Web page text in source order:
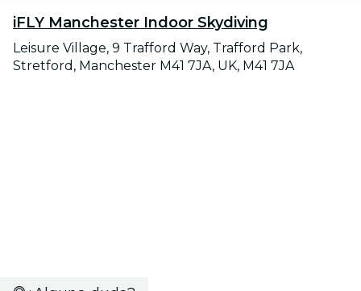
iFLY Manchester Indoor Skydiving
Leisure Village, 9 Trafford Way, Trafford Park,
Stretford, Manchester M41 7JA, UK, M41 7JA